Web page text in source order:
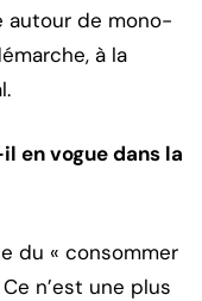
autour de mono-
à la
en vogue dans la
du « consommer
n’est une plus